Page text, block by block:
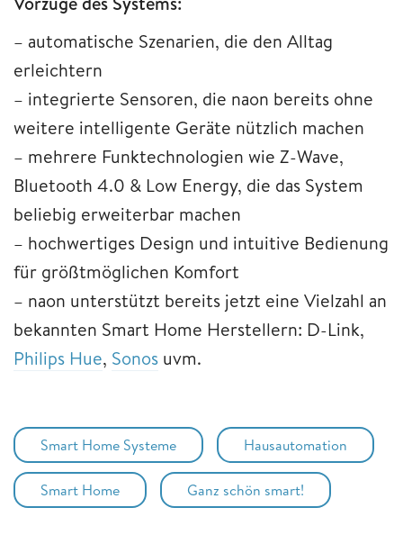
– automatische Szenarien, die den Alltag
erleichtern
– integrierte Sensoren, die naon bereits ohne
weitere intelligente Geräte nützlich machen
– mehrere Funktechnologien wie Z-Wave,
Bluetooth 4.0 & Low Energy, die das System
beliebig erweiterbar machen
– hochwertiges Design und intuitive Bedienung
für größtmöglichen Komfort
– naon unterstützt bereits jetzt eine Vielzahl an
bekannten Smart Home Herstellern: D-Link,
Philips Hue, Sonos uvm.
Smart Home Systeme Hausautomation
Smart Home Ganz schön smart!